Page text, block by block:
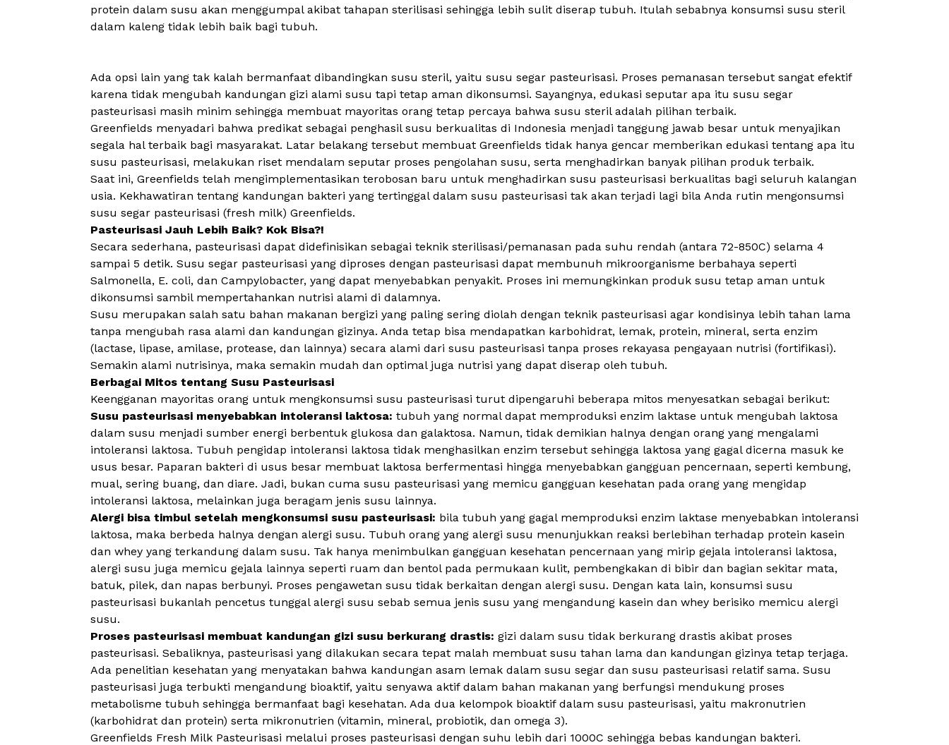
protein dalam susu akan menggumpal akibat tahapan sterilisasi sehingga lebih sulit diserap tubuh. Itulah sebabnya konsumsi susu steril
dalam kaleng tidak lebih baik bagi tubuh.
Ada opsi lain yang tak kalah bermanfaat dibandingkan susu steril, yaitu susu segar pasteurisasi. Proses pemanasan tersebut sangat efektif
karena tidak mengubah kandungan gizi alami susu tapi tetap aman dikonsumsi. Sayangnya, edukasi seputar apa itu susu segar
pasteurisasi masih minim sehingga membuat mayoritas orang tetap percaya bahwa susu steril adalah pilihan terbaik.
Greenfields menyadari bahwa predikat sebagai penghasil susu berkualitas di Indonesia menjadi tanggung jawab besar untuk menyajikan
segala hal terbaik bagi masyarakat. Latar belakang tersebut membuat Greenfields tidak hanya gencar memberikan edukasi tentang apa itu
susu pasteurisasi, melakukan riset mendalam seputar proses pengolahan susu, serta menghadirkan banyak pilihan produk terbaik.
Saat ini, Greenfields telah mengimplementasikan terobosan baru untuk menghadirkan susu pasteurisasi berkualitas bagi seluruh kalangan
usia. Kekhawatiran tentang kandungan bakteri yang tertinggal dalam susu pasteurisasi tak akan terjadi lagi bila Anda rutin mengonsumsi
susu segar pasteurisasi (fresh milk) Greenfields.
Pasteurisasi Jauh Lebih Baik? Kok Bisa?!
Secara sederhana, pasteurisasi dapat didefinisikan sebagai teknik sterilisasi/pemanasan pada suhu rendah (antara 72-850C) selama 4
sampai 5 detik. Susu segar pasteurisasi yang diproses dengan pasteurisasi dapat membunuh mikroorganisme berbahaya seperti
Salmonella, E. coli, dan Campylobacter, yang dapat menyebabkan penyakit. Proses ini memungkinkan produk susu tetap aman untuk
dikonsumsi sambil mempertahankan nutrisi alami di dalamnya.
Susu merupakan salah satu bahan makanan bergizi yang paling sering diolah dengan teknik pasteurisasi agar kondisinya lebih tahan lama
tanpa mengubah rasa alami dan kandungan gizinya. Anda tetap bisa mendapatkan karbohidrat, lemak, protein, mineral, serta enzim
(lactase, lipase, amilase, protease, dan lainnya) secara alami dari susu pasteurisasi tanpa proses rekayasa pengayaan nutrisi (fortifikasi).
Semakin alami nutrisinya, maka semakin mudah dan optimal juga nutrisi yang dapat diserap oleh tubuh.
Berbagai Mitos tentang Susu Pasteurisasi
Keengganan mayoritas orang untuk mengkonsumsi susu pasteurisasi turut dipengaruhi beberapa mitos menyesatkan sebagai berikut:
Susu pasteurisasi menyebabkan intoleransi laktosa: tubuh yang normal dapat memproduksi enzim laktase untuk mengubah laktosa
dalam susu menjadi sumber energi berbentuk glukosa dan galaktosa. Namun, tidak demikian halnya dengan orang yang mengalami
intoleransi laktosa. Tubuh pengidap intoleransi laktosa tidak menghasilkan enzim tersebut sehingga laktosa yang gagal dicerna masuk ke
usus besar. Paparan bakteri di usus besar membuat laktosa berfermentasi hingga menyebabkan gangguan pencernaan, seperti kembung,
mual, sering buang, dan diare. Jadi, bukan cuma susu pasteurisasi yang memicu gangguan kesehatan pada orang yang mengidap
intoleransi laktosa, melainkan juga beragam jenis susu lainnya.
Alergi bisa timbul setelah mengkonsumsi susu pasteurisasi: bila tubuh yang gagal memproduksi enzim laktase menyebabkan intoleransi
laktosa, maka berbeda halnya dengan alergi susu. Tubuh orang yang alergi susu menunjukkan reaksi berlebihan terhadap protein kasein
dan whey yang terkandung dalam susu. Tak hanya menimbulkan gangguan kesehatan pencernaan yang mirip gejala intoleransi laktosa,
alergi susu juga memicu gejala lainnya seperti ruam dan bentol pada permukaan kulit, pembengkakan di bibir dan bagian sekitar mata,
batuk, pilek, dan napas berbunyi. Proses pengawetan susu tidak berkaitan dengan alergi susu. Dengan kata lain, konsumsi susu
pasteurisasi bukanlah pencetus tunggal alergi susu sebab semua jenis susu yang mengandung kasein dan whey berisiko memicu alergi
susu.
Proses pasteurisasi membuat kandungan gizi susu berkurang drastis: gizi dalam susu tidak berkurang drastis akibat proses
pasteurisasi. Sebaliknya, pasteurisasi yang dilakukan secara tepat malah membuat susu tahan lama dan kandungan gizinya tetap terjaga.
Ada penelitian kesehatan yang menyatakan bahwa kandungan asam lemak dalam susu segar dan susu pasteurisasi relatif sama. Susu
pasteurisasi juga terbukti mengandung bioaktif, yaitu senyawa aktif dalam bahan makanan yang berfungsi mendukung proses
metabolisme tubuh sehingga bermanfaat bagi kesehatan. Ada dua kelompok bioaktif dalam susu pasteurisasi, yaitu makronutrien
(karbohidrat dan protein) serta mikronutrien (vitamin, mineral, probiotik, dan omega 3).
Greenfields Fresh Milk Pasteurisasi melalui proses pasteurisasi dengan suhu lebih dari 1000C sehingga bebas kandungan bakteri.